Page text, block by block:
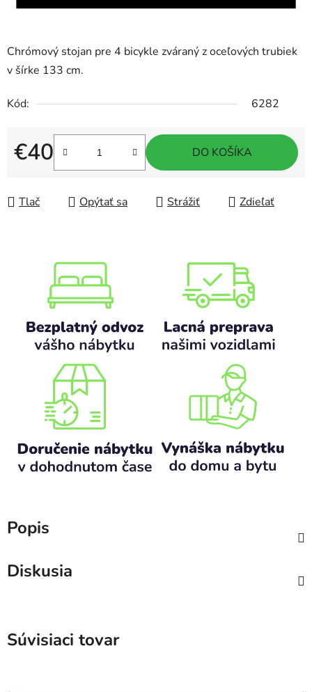
Chrómový stojan pre 4 bicykle zváraný z oceľových trubiek
v šírke 133 cm.
Kód: 6282
€40
Jednotková cena:
DO KOŠÍKA
Tlač Opýtať sa Strážiť Zdieľať
Popis
Diskusia
Súvisiaci tovar